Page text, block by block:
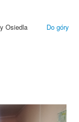
Do góry
Osiedla